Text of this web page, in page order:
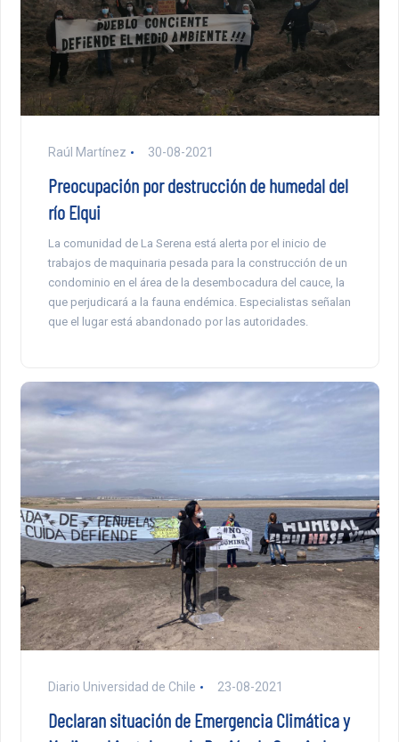
Raúl Martínez 30-08-2021
Preocupación por destrucción de humedal del
río Elqui
La comunidad de La Serena está alerta por el inicio de
trabajos de maquinaria pesada para la construcción de un
condominio en el área de la desembocadura del cauce, la
que perjudicará a la fauna endémica. Especialistas señalan
que el lugar está abandonado por las autoridades.
Diario Universidad de Chile 23-08-2021
Declaran situación de Emergencia Climática y